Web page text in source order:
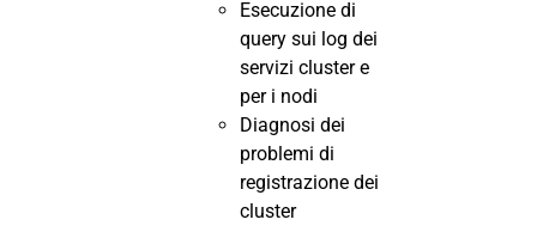
Esecuzione di
query sui log dei
servizi cluster e
per i nodi
Diagnosi dei
problemi di
registrazione dei
cluster